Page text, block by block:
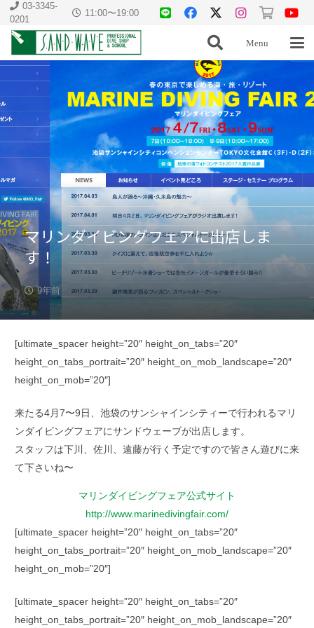
03-3345-
0201
11:00〜19:00
Menu
マリンダイビングフェアに出店しま
す！
9年前
[ultimate_spacer height=”20″ height_on_tabs=”20″
height_on_tabs_portrait=”20″ height_on_mob_landscape=”20″
height_on_mob=”20″]
来たる4月7〜9日、池袋のサンシャインシティーで行われるマリ
ンダイビングフェアにサンドウェーブが出店します。
スタッフは下川、佐川、遠藤が行く予定ですので皆さん遊びに来
て下さいね〜
マリンダイビングフェア公式サイト
http://www.marinedivingfair.com/
[ultimate_spacer height=”20″ height_on_tabs=”20″
height_on_tabs_portrait=”20″ height_on_mob_landscape=”20″
height_on_mob=”20″]
[ultimate_spacer height=”20″ height_on_tabs=”20″
height_on_tabs_portrait=”20″ height_on_mob_landscape=”20″